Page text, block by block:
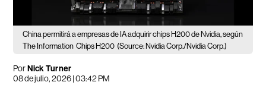
China permitirá a empresas de IA adquirir chips H200 de Nvidia, según
The Information Chips H200 (Source: Nvidia Corp./Nvidia Corp.)
PorNick Turner
08 de julio, 2026 | 03:42 PM